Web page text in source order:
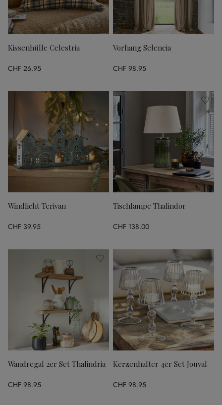
Kissenhülle Celestria
CHF 26.95
Vorhang Seleneia
CHF 98.95
Windlicht Terivan
CHF 39.95
Tischlampe Thalindor
CHF 138.00
Wandregal 2er Set Thalindria
CHF 98.95
Kerzenhalter 4er Set Jouval
CHF 98.95